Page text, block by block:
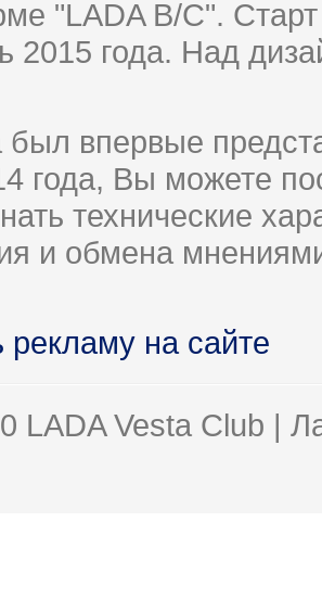
"LADA B/C".
2015 года. Над
был впервые
года, Вы можете
технические
и обмена
рекламу на сайте
LADA Vesta Club |